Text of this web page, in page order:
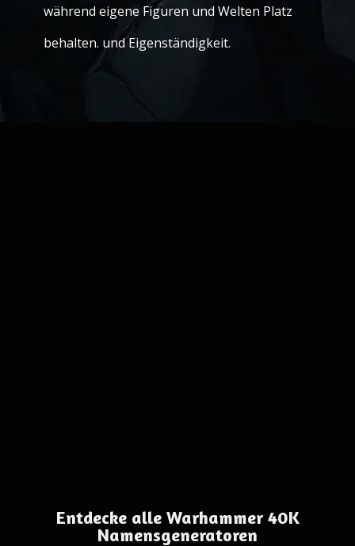
während eigene Figuren und Welten Platz
behalten. und Eigenständigkeit.
Entdecke alle Warhammer 40K
Namensgeneratoren